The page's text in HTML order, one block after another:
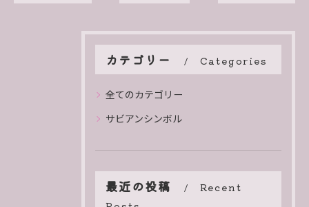
カテゴリー Categories
全てのカテゴリー
サビアンシンボル
最近の投稿
Recent